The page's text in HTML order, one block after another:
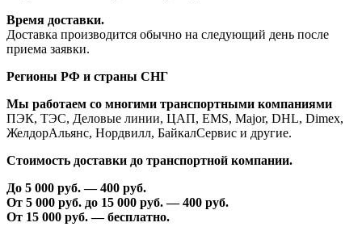
Время доставки.
Доставка производится обычно на следующий день после
приема заявки.
Регионы РФ и страны СНГ
Мы работаем со многими транспортными компаниями
ПЭК, ТЭС, Деловые линии, ЦАП, EMS, Major, DHL, Dimex,
ЖелдорАльянс, Нордвилл, БайкалСервис и другие.
Стоимость доставки до транспортной компании.
До 5 000 руб. —400 руб.
От 5 000 руб. до 15 000 руб. —400 руб.
От 15 000 руб. — бесплатно.